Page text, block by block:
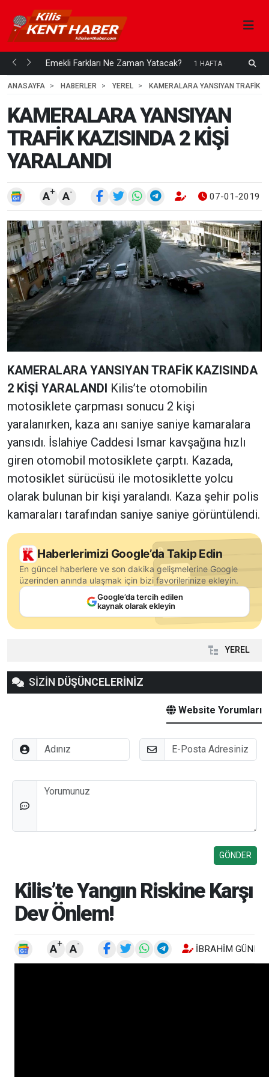
mi... Emekli Farkları Ne Zaman Yatacak? 1 HAFTA ÖNCE
ANASAYFA
HABERLER YEREL KAMERALARA YANSIYAN TRAFİK
KAMERALARA YANSIYAN
TRAFİK KAZISINDA 2 KİŞİ
YARALANDI
A+ A- 07-01-2019
KAMERALARA YANSIYAN TRAFİK KAZISINDA
2 KİŞİ YARALANDI Kilis’te otomobilin
motosiklete çarpması sonucu 2 kişi
yaralanırken, kaza anı saniye saniye kamaralara
yansıdı. İslahiye Caddesi Ismar kavşağına hızlı
giren otomobil motosiklete çarptı. Kazada,
motosiklet sürücüsü ile motosiklette yolcu
olarak bulunan bir kişi yaralandı. Kaza şehir polis
kamaraları tarafından saniye saniye görüntülendi.
Haberlerimizi Google’da Takip Edin
En güncel haberlere ve son dakika gelişmelerine Google
üzerinden anında ulaşmak için bizi favorilerinize ekleyin.
Google’da tercih edilen
kaynak olarak ekleyin
YEREL
SİZİN DÜŞÜNCELERİNİZ
Website Yorumları
Adınız E-Posta
Düşünceleriniz
Kilis’te Yangın Riskine Karşı
Dev Önlem!
A+ A- İBRAHIM GÜNEŞ